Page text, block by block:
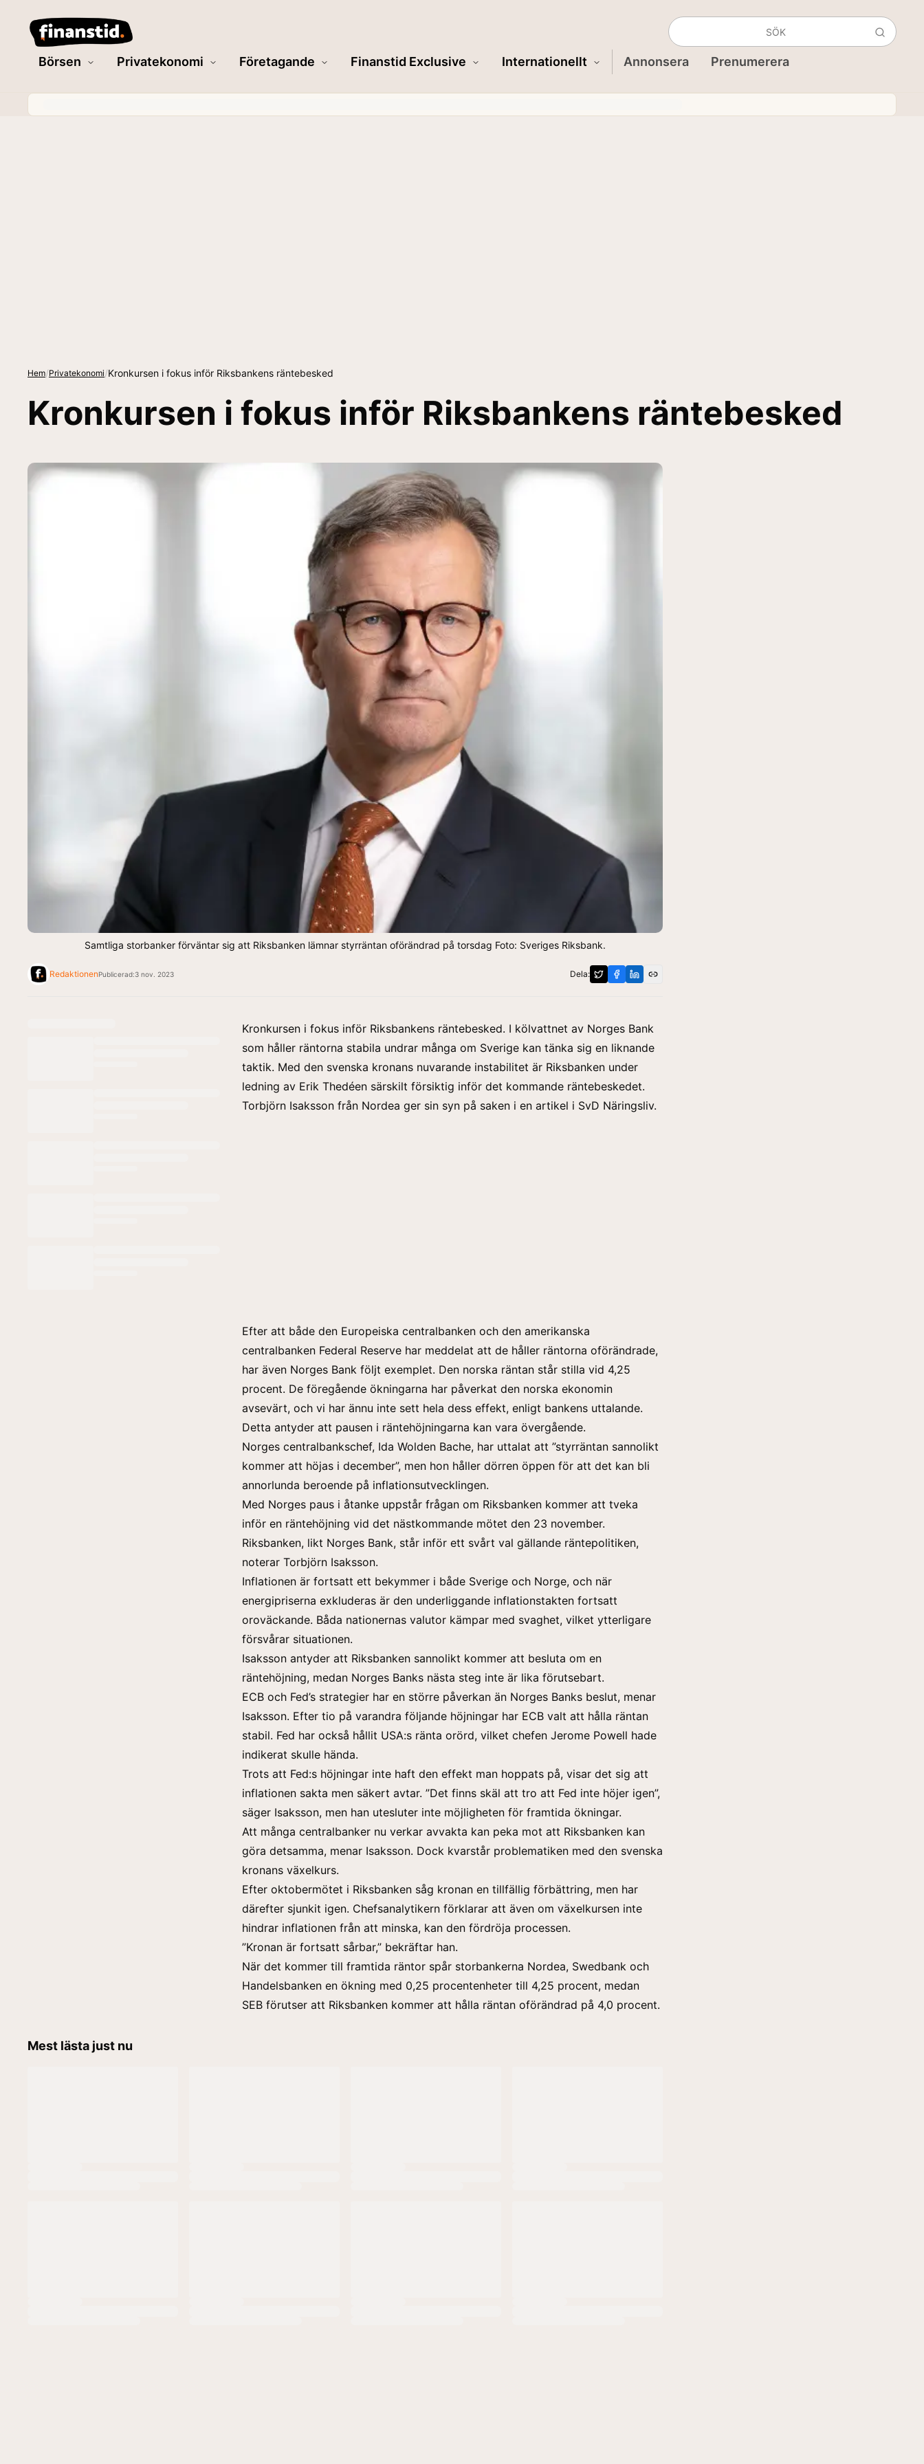
Börsen Privatekonomi Företagande Finanstid Exclusive Internationellt Annonsera Prenumerera
Hem/Privatekonomi/Kronkursen i fokus inför Riksbankens räntebesked
Kronkursen i fokus inför Riksbankens räntebesked
Samtliga storbanker förväntar sig att Riksbanken lämnar styrräntan oförändrad på torsdag Foto: Sveriges Riksbank.
RedaktionenPublicerad:3 nov. 2023 Dela:
Kronkursen i fokus inför Riksbankens räntebesked. I kölvattnet av Norges Bank
som håller räntorna stabila undrar många om Sverige kan tänka sig en liknande
taktik. Med den svenska kronans nuvarande instabilitet är Riksbanken under
ledning av Erik Thedéen särskilt försiktig inför det kommande räntebeskedet.
Torbjörn Isaksson från Nordea ger sin syn på saken i en artikel i SvD Näringsliv.
Efter att både den Europeiska centralbanken och den amerikanska
centralbanken Federal Reserve har meddelat att de håller räntorna oförändrade,
har även Norges Bank följt exemplet. Den norska räntan står stilla vid 4,25
procent. De föregående ökningarna har påverkat den norska ekonomin
avsevärt, och vi har ännu inte sett hela dess effekt, enligt bankens uttalande.
Detta antyder att pausen i räntehöjningarna kan vara övergående.
Norges centralbankschef, Ida Wolden Bache, har uttalat att ”styrräntan sannolikt
kommer att höjas i december”, men hon håller dörren öppen för att det kan bli
annorlunda beroende på inflationsutvecklingen.
Med Norges paus i åtanke uppstår frågan om Riksbanken kommer att tveka
inför en räntehöjning vid det nästkommande mötet den 23 november.
Riksbanken, likt Norges Bank, står inför ett svårt val gällande räntepolitiken,
noterar Torbjörn Isaksson.
Inflationen är fortsatt ett bekymmer i både Sverige och Norge, och när
energipriserna exkluderas är den underliggande inflationstakten fortsatt
oroväckande. Båda nationernas valutor kämpar med svaghet, vilket ytterligare
försvårar situationen.
Isaksson antyder att Riksbanken sannolikt kommer att besluta om en
räntehöjning, medan Norges Banks nästa steg inte är lika förutsebart.
ECB och Fed’s strategier har en större påverkan än Norges Banks beslut, menar
Isaksson. Efter tio på varandra följande höjningar har ECB valt att hålla räntan
stabil. Fed har också hållit USA:s ränta orörd, vilket chefen Jerome Powell hade
indikerat skulle hända.
Trots att Fed:s höjningar inte haft den effekt man hoppats på, visar det sig att
inflationen sakta men säkert avtar. ”Det finns skäl att tro att Fed inte höjer igen”,
säger Isaksson, men han utesluter inte möjligheten för framtida ökningar.
Att många centralbanker nu verkar avvakta kan peka mot att Riksbanken kan
göra detsamma, menar Isaksson. Dock kvarstår problematiken med den svenska
kronans växelkurs.
Efter oktobermötet i Riksbanken såg kronan en tillfällig förbättring, men har
därefter sjunkit igen. Chefsanalytikern förklarar att även om växelkursen inte
hindrar inflationen från att minska, kan den fördröja processen.
”Kronan är fortsatt sårbar,” bekräftar han.
När det kommer till framtida räntor spår storbankerna Nordea, Swedbank och
Handelsbanken en ökning med 0,25 procentenheter till 4,25 procent, medan
SEB förutser att Riksbanken kommer att hålla räntan oförändrad på 4,0 procent.
Mest lästa just nu